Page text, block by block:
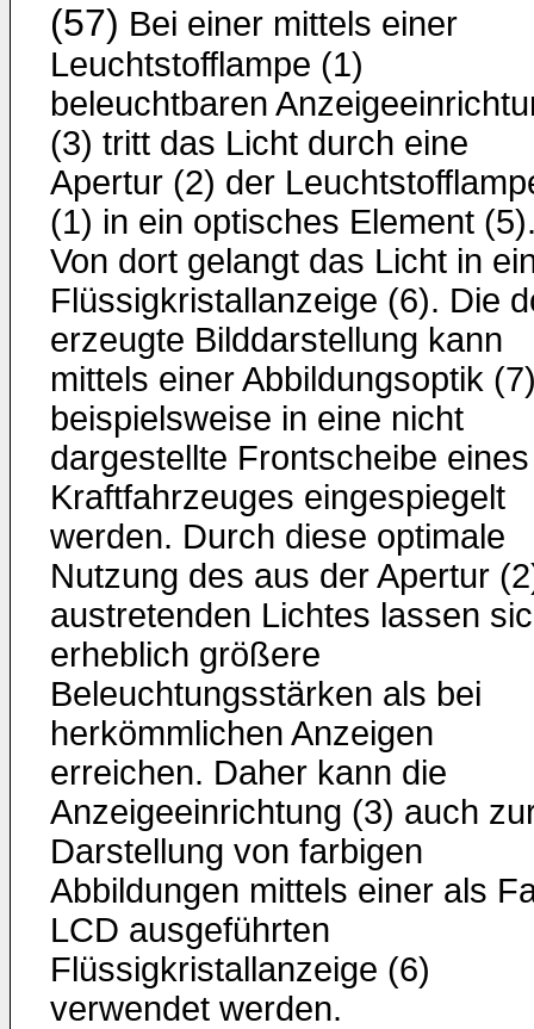
(57) Bei einer mittels einer
Leuchtstofflampe (1)
beleuchtbaren
(3) tritt das Licht durch eine
Apertur (2) der
(1) in ein optisches Element
Von dort gelangt das Licht in
Flüssigkristallanzeige (6). Die
erzeugte Bilddarstellung kann
mittels einer Abbildungsoptik
beispielsweise in eine nicht
dargestellte Frontscheibe eines
Kraftfahrzeuges eingespiegelt
werden. Durch diese optimale
Nutzung des aus der Apertur
austretenden Lichtes lassen
erheblich größere
Beleuchtungsstärken als bei
herkömmlichen Anzeigen
erreichen. Daher kann die
Anzeigeeinrichtung (3) auch
Darstellung von farbigen
Abbildungen mittels einer als
LCD ausgeführten
Flüssigkristallanzeige (6)
verwendet werden.